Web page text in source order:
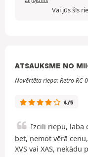
Vai jūs šīs
ATSAUKSME NO
Novērtēta riepa: Retro RC-
4/5
Izcili riepu, laba
bet, ņemot vērā
XVS vai XAS,